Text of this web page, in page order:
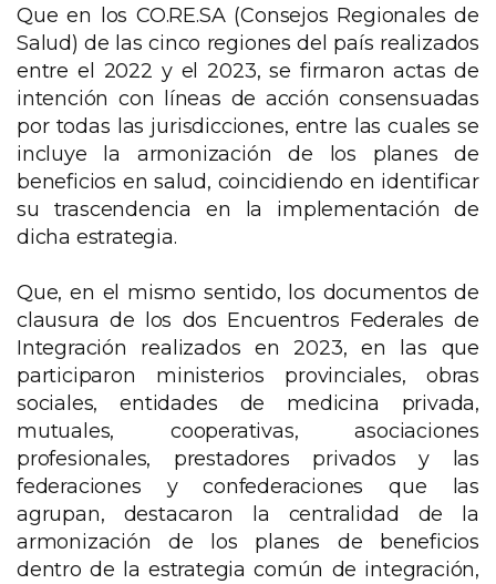
Que en los CO.RE.SA (Consejos Regionales de
Salud) de las cinco regiones del país realizados
entre el 2022 y el 2023, se firmaron actas de
intención con líneas de acción consensuadas
por todas las jurisdicciones, entre las cuales se
incluye la armonización de los planes de
beneficios en salud, coincidiendo en identificar
su trascendencia en la implementación de
dicha estrategia.
Que, en el mismo sentido, los documentos de
clausura de los dos Encuentros Federales de
Integración realizados en 2023, en las que
participaron ministerios provinciales, obras
sociales, entidades de medicina privada,
mutuales, cooperativas, asociaciones
profesionales, prestadores privados y las
federaciones y confederaciones que las
agrupan, destacaron la centralidad de la
armonización de los planes de beneficios
dentro de la estrategia común de integración,